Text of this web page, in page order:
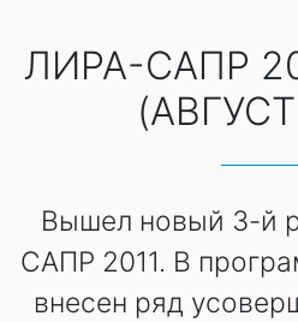
ЛИРА-САПР
(АВГУСТ
Вышел новый 3-й
САПР 2011. В
внесен ряд